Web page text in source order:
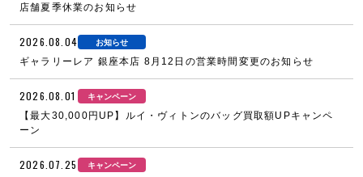
店舗夏季休業のお知らせ
2026.08.04 お知らせ
ギャラリーレア 銀座本店 8月12日の営業時間変更のお知らせ
2026.08.01 キャンペーン
【最大30,000円UP】ルイ・ヴィトンのバッグ買取額UPキャンペ
ーン
2026.07.25 キャンペーン